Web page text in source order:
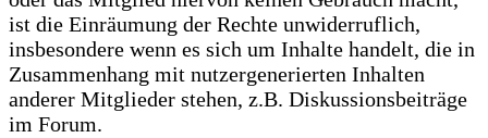
ist die Einräumung der Rechte unwiderruflich,
insbesondere wenn es sich um Inhalte handelt, die in
Zusammenhang mit nutzergenerierten Inhalten
anderer Mitglieder stehen, z.B. Diskussionsbeiträge
im Forum.